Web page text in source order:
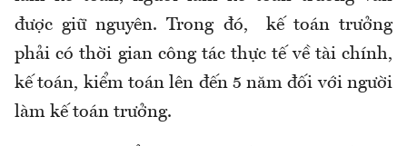
được giữ nguyên. Trong đó, kế toán trưởng
phải có thời gian công tác thực tế về tài chính,
kế toán, kiểm toán lên đến 5 năm đối với người
làm kế toán trưởng.